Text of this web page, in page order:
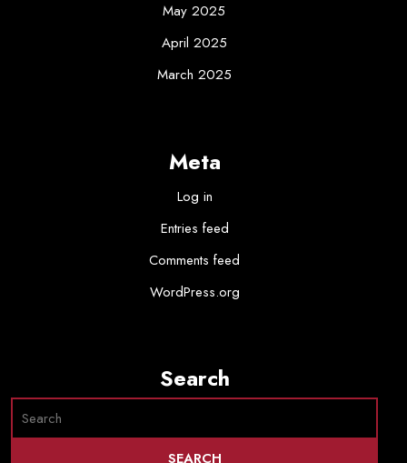
May 2025
April 2025
March 2025
Meta
Log in
Entries feed
Comments feed
WordPress.org
Search